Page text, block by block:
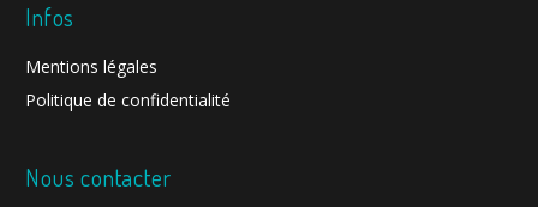
Infos
Mentions légales
Politique de confidentialité
Nous contacter